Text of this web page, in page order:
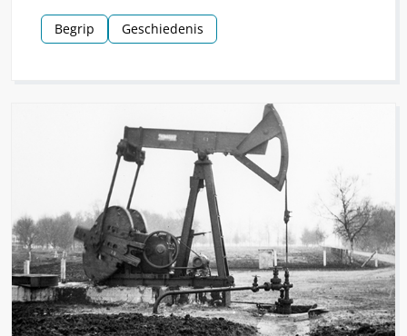
hoogtepunt van de TT.
Begrip Geschiedenis